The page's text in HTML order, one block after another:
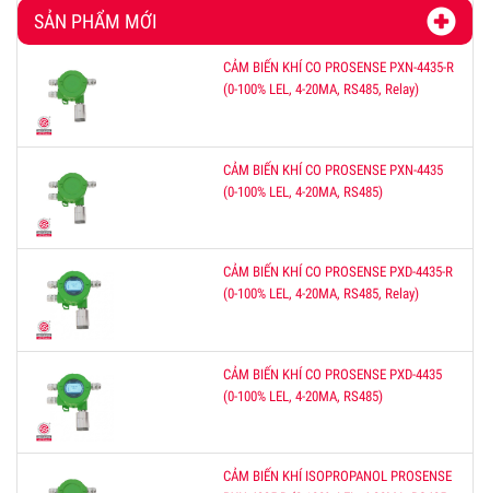
SẢN PHẨM MỚI
CẢM BIẾN KHÍ CO PROSENSE PXN-4435-R
(0-100% LEL, 4-20MA, RS485, Relay)
CẢM BIẾN KHÍ CO PROSENSE PXN-4435
(0-100% LEL, 4-20MA, RS485)
CẢM BIẾN KHÍ CO PROSENSE PXD-4435-R
(0-100% LEL, 4-20MA, RS485, Relay)
CẢM BIẾN KHÍ CO PROSENSE PXD-4435
(0-100% LEL, 4-20MA, RS485)
CẢM BIẾN KHÍ ISOPROPANOL PROSENSE